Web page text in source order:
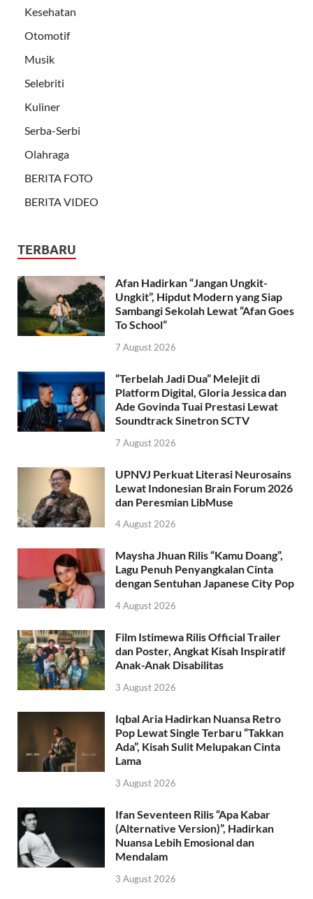
Kesehatan
Otomotif
Musik
Selebriti
Kuliner
Serba-Serbi
Olahraga
BERITA FOTO
BERITA VIDEO
TERBARU
Afan Hadirkan “Jangan Ungkit-
Ungkit”, Hipdut Modern yang Siap
Sambangi Sekolah Lewat “Afan Goes
To School”
7 August 2026
“Terbelah Jadi Dua” Melejit di
Platform Digital, Gloria Jessica dan
Ade Govinda Tuai Prestasi Lewat
Soundtrack Sinetron SCTV
7 August 2026
UPNVJ Perkuat Literasi Neurosains
Lewat Indonesian Brain Forum 2026
dan Peresmian LibMuse
4 August 2026
Maysha Jhuan Rilis “Kamu Doang”,
Lagu Penuh Penyangkalan Cinta
dengan Sentuhan Japanese City Pop
4 August 2026
Film Istimewa Rilis Official Trailer
dan Poster, Angkat Kisah Inspiratif
Anak-Anak Disabilitas
3 August 2026
Iqbal Aria Hadirkan Nuansa Retro
Pop Lewat Single Terbaru “Takkan
Ada”, Kisah Sulit Melupakan Cinta
Lama
3 August 2026
Ifan Seventeen Rilis “Apa Kabar
(Alternative Version)”, Hadirkan
Nuansa Lebih Emosional dan
Mendalam
3 August 2026